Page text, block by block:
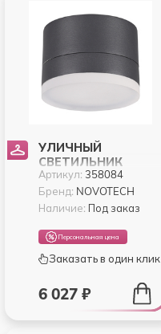
УЛИЧНЫЙ
СВЕТИЛЬНИК
NOVOTECH KAIMAS
358084
Артикул: 358084
Бренд: NOVOTECH
Наличие: Под заказ
Персональная цена
Заказать в один клик
6 027 ₽